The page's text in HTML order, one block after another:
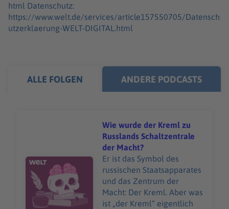
html Datenschutz:
https://www.welt.de/services/article157550705/Datensch
utzerklaerung-WELT-DIGITAL.html
ALLE FOLGEN ANDERE PODCASTS
Audiotitel - Wie wurde der Kreml zu Russlands
Wie wurde der Kreml zu
Russlands Schaltzentrale
der Macht?
Er ist das Symbol des
russischen Staatsapparates
und das Zentrum der
Macht: Der Kreml. Aber was
ist „der Kreml“ eigentlich